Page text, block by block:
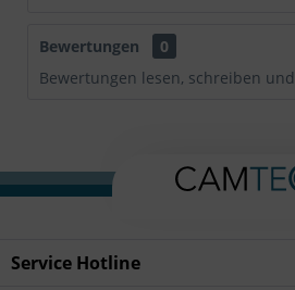
Bewertungen
0
Bewertungen lesen, schreiben
Service Hotline